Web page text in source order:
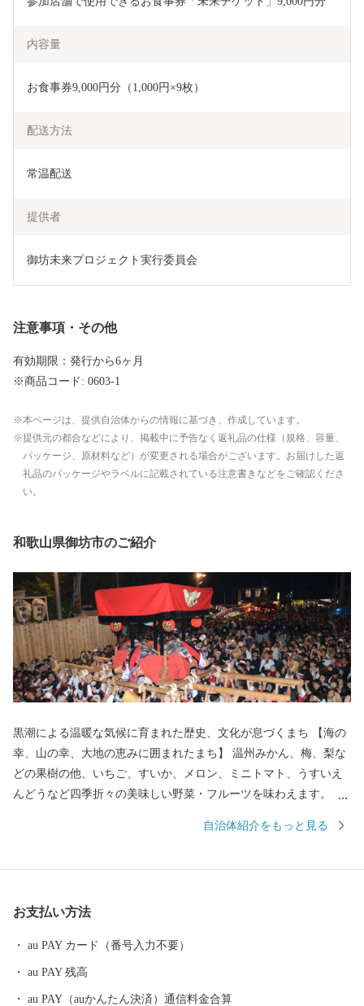
内容量
お食事券9,000円分（1,000円×9枚）
配送方法
常温配送
提供者
御坊未来プロジェクト実行委員会
注意事項・その他
有効期限：発行から6ヶ月
※商品コード: 0603-1
本ページは、提供自治体からの情報に基づき、作成しています。
提供元の都合などにより、掲載中に予告なく返礼品の仕様（規格、容量、
パッケージ、原材料など）が変更される場合がございます。お届けした返
礼品のパッケージやラベルに記載されている注意書きなどをご確認くださ
い。
和歌山県御坊市のご紹介
黒潮による温暖な気候に育まれた歴史、文化が息づくまち 【海の
幸、山の幸、大地の恵みに囲まれたまち】 温州みかん、梅、梨な
どの果樹の他、いちご、すいか、メロン、ミニトマト、うすいえ
んどうなど四季折々の美味しい野菜・フルーツを味わえます。 ま
び、ナガレコ、伊勢えびなど海産物も豊富です。 【色とりどりの
高速のインターそばには広々とした日高川オートキャンプ場があ
り、大阪から約2時間、気軽にアウトドアが楽しめます。 【歴史
め、「御坊」の由来となった寺内町、宮子姫の伝説など、名所・
旧跡や伝説が数多く残り、当時の息づかいを体感できます。 頂い
自治体紹介をもっと見る
お支払い方法
au PAY カード（番号入力不要）
au PAY 残高
au PAY（auかんたん決済）通信料金合算